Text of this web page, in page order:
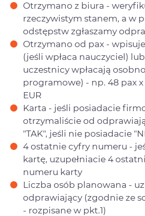
Otrzymano z biura -
rzeczywistym stanem, a w
odstępstw zgłaszamy
Otrzymano od pax -
(jeśli wpłaca nauczyciel)
uczestnicy wpłacają
programowe) - np. 48 pax x
EUR
Karta - jeśli posiadacie
otrzymaliście od
"TAK", jeśli nie posiadacie
4 ostatnie cyfry numeru -
kartę, uzupełniacie 4
numeru karty
Liczba osób planowana -
odprawiający (zgodnie ze
- rozpisane w pkt.1)